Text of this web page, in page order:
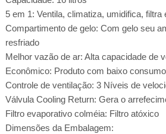
5 em 1: Ventila, climatiza, umidifica, filtra
Compartimento de gelo: Com gelo seu
resfriado
Melhor vazão de ar: Alta capacidade de
Econômico: Produto com baixo
Controle de ventilação: 3 Níveis de
Válvula Cooling Return: Gera o
Filtro evaporativo colméia: Filtro atóxico
Dimensões da Embalagem: